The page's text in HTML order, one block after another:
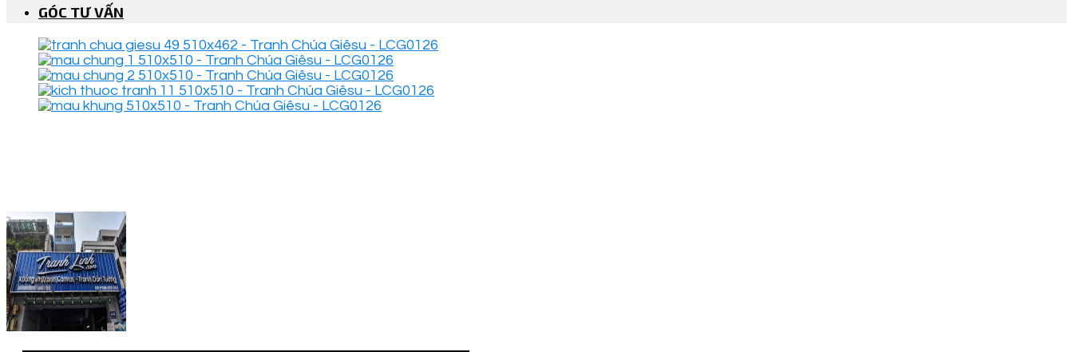
GÓC TƯ VẤN